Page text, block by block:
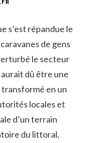
s’est répandue le
de gens
le secteur
dû être une
transformé en un
locales et
d’un terrain
du littoral,